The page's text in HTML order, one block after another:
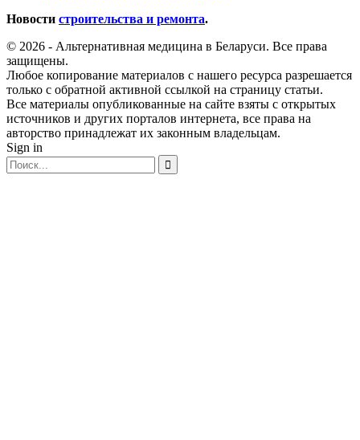
Новости строительства и ремонта.
© 2026 - Альтернативная медицина в Беларуси. Все права
защищены.
Любое копирование материалов с нашего ресурса разрешается
только с обратной активной ссылкой на страницу статьи.
Все материалы опубликованные на сайте взяты с открытых
источников и других порталов интернета, все права на
авторство принадлежат их законным владельцам.
Sign in